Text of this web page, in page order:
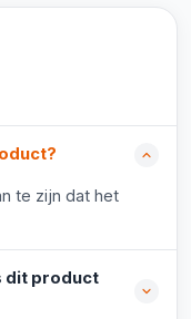
te zijn dat het
dit product